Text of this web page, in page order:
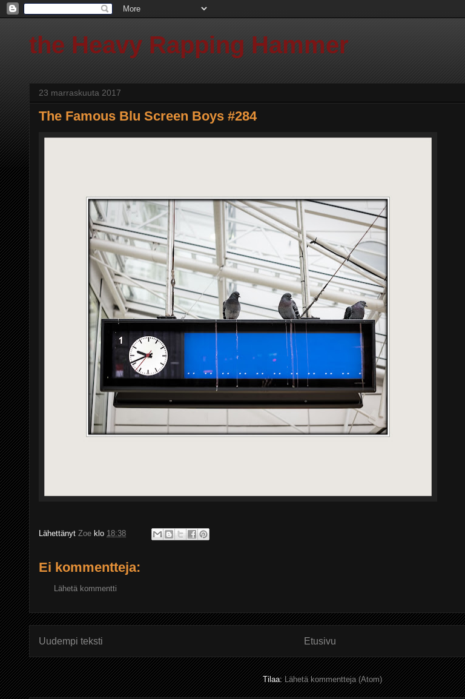
the Heavy Rapping Hammer
23 marraskuuta 2017
The Famous Blu Screen Boys #284
Lähettänyt Zoe klo 18:38
Ei kommentteja:
Lähetä kommentti
Uudempi teksti Etusivu
Tilaa:Lähetä kommentteja (Atom)